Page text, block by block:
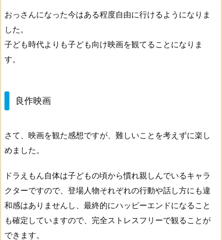
おっさんになった今はある程度自由に行けるようになりま
した。
子ども時代よりも子ども向け映画を観てることになりま
す。
良作映画
さて、映画を観た感想ですが、難しいことを考えずに楽し
めました。
ドラえもん自体は子どもの頃から慣れ親しんでいるキャラ
クターですので、登場人物それぞれの行動や話し方にも違
和感はありませんし、最終的にハッピーエンドになること
も確定していますので、完全ストレスフリーで観ることが
できます。